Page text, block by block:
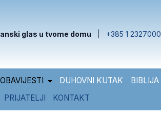
glas u tvome domu +385 1 2327000
DUHOVNI KUTAK
BIBLIJA
PRIJATELJI KONTAKT